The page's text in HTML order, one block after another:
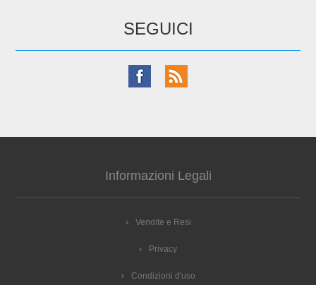
SEGUICI
Informazioni Legali
Vendite e Resi
Privacy
Condizioni d'uso